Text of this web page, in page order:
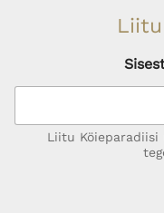
Liitu Köieparadiisi